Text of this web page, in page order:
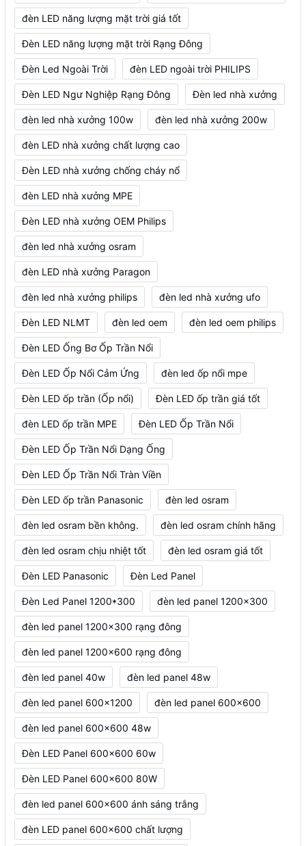
đèn LED năng lượng mặt trời giá tốt
Đèn LED năng lượng mặt trời Rạng Đông
Đèn Led Ngoài Trời đèn LED ngoài trời PHILIPS
Đèn LED Ngư Nghiệp Rạng Đông Đèn led nhà xưởng
đèn led nhà xưởng 100w đèn led nhà xưởng 200w
đèn LED nhà xưởng chất lượng cao
Đèn LED nhà xưởng chống cháy nổ
đèn LED nhà xưởng MPE
Đèn LED nhà xưởng OEM Philips
đèn led nhà xưởng osram
đèn LED nhà xưởng Paragon
đèn led nhà xưởng philips đèn led nhà xưởng ufo
Đèn LED NLMT đèn led oem đèn led oem philips
Đèn LED Ống Bơ Ốp Trần Nổi
Đèn LED Ốp Nổi Cảm Ứng đèn led ốp nổi mpe
Đèn LED ốp trần (Ốp nổi) Đèn LED ốp trần giá tốt
đèn LED ốp trần MPE Đèn LED Ốp Trần Nổi
Đèn LED Ốp Trần Nổi Dạng Ống
Đèn LED Ốp Trần Nổi Tràn Viền
Đèn LED ốp trần Panasonic đèn led osram
đèn led osram bền không. đèn led osram chính hãng
đèn led osram chịu nhiệt tốt đèn led osram giá tốt
Đèn LED Panasonic Đèn Led Panel
Đèn Led Panel 1200*300 đèn led panel 1200x300
đèn led panel 1200x300 rạng đông
đèn led panel 1200x600 rạng đông
đèn led panel 40w đèn led panel 48w
đèn led panel 600x1200 đèn led panel 600x600
đèn led panel 600x600 48w
Đèn LED Panel 600x600 60w
Đèn LED Panel 600x600 80W
đèn led panel 600x600 ánh sáng trắng
đèn LED panel 600x600 chất lượng